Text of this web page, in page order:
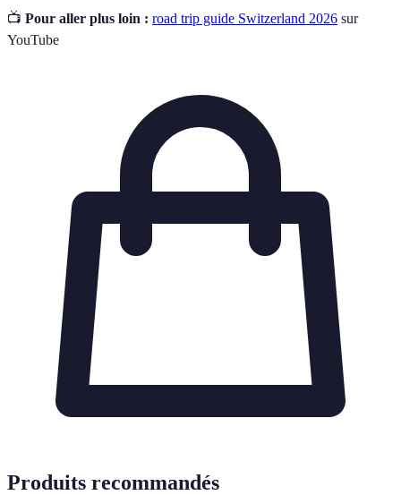
📺 Pour aller plus loin : road trip guide Switzerland 2026 sur
YouTube
Produits recommandés